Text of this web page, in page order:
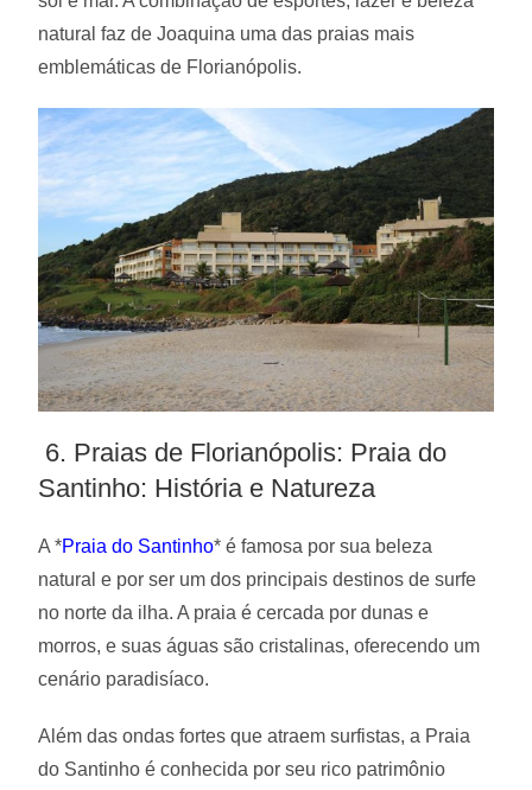
natural faz de Joaquina uma das praias mais
emblemáticas de Florianópolis.
6. Praias de Florianópolis: Praia do
Santinho: História e Natureza
A *Praia do Santinho* é famosa por sua beleza
natural e por ser um dos principais destinos de surfe
no norte da ilha. A praia é cercada por dunas e
morros, e suas águas são cristalinas, oferecendo um
cenário paradisíaco.
Além das ondas fortes que atraem surfistas, a Praia
do Santinho é conhecida por seu rico patrimônio